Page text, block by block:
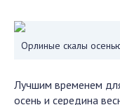
Орлиные скалы
Лучшим временем
осень и середина